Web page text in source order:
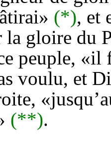
(*), et
la gloire du
peuple,
voulu, et
(**).